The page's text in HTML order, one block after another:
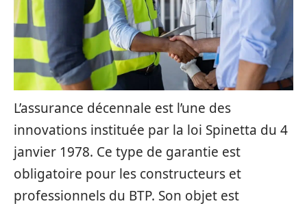
L’assurance décennale est l’une des
innovations instituée par la loi Spinetta du 4
janvier 1978. Ce type de garantie est
obligatoire pour les constructeurs et
professionnels du BTP. Son objet est